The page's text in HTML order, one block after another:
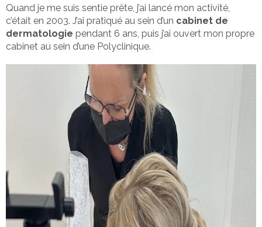
Quand je me suis sentie prête, j’ai lancé mon activité,
c’était en 2003. J’ai pratiqué au sein d’un cabinet de
dermatologie pendant 6 ans, puis j’ai ouvert mon propre
cabinet au sein d’une Polyclinique.